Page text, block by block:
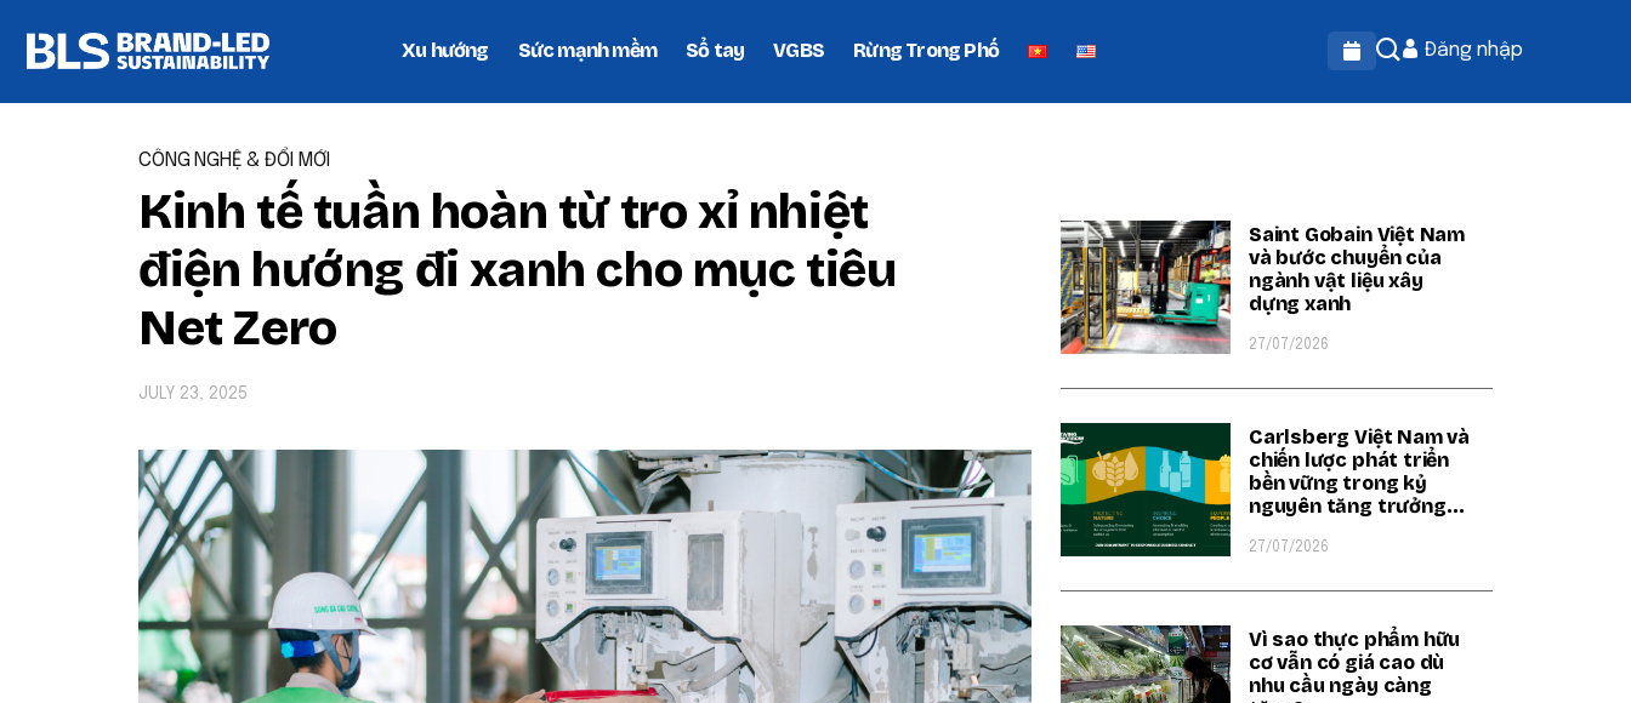
Xu hướng Sức mạnh mềm Sổ tay VGBS Rừng Trong Phố Đăng nhập
CÔNG NGHỆ & ĐỔI MỚI
Kinh tế tuần hoàn từ tro xỉ nhiệt
điện hướng đi xanh cho mục tiêu
Net Zero
JULY 23, 2025
Saint Gobain Việt Nam
và bước chuyển của
ngành vật liệu xây
dựng xanh
27/07/2026
Carlsberg Việt Nam và
chiến lược phát triển
bền vững trong kỷ
nguyên tăng trưởng
27/07/2026
Vì sao thực phẩm hữu
cơ vẫn có giá cao dù
nhu cầu ngày càng